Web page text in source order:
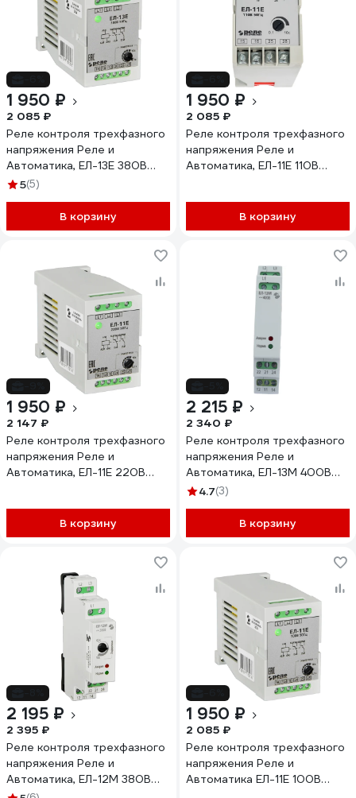
1 950 ₽
2 085 ₽
Реле контроля трехфазного
напряжения Реле и
Автоматика, ЕЛ-13Е 380В
50Гц A8222-77135303
5(5)
В корзину
1 950 ₽
2 085 ₽
Реле контроля трехфазного
напряжения Реле и
Автоматика, ЕЛ-11Е 110В
В корзину
1 950 ₽
2 147 ₽
Реле контроля трехфазного
напряжения Реле и
Автоматика, ЕЛ-11Е 220В
В корзину
2 215 ₽
2 340 ₽
Реле контроля трехфазного
напряжения Реле и
Автоматика, ЕЛ-13М 400В
50Гц A8222-34125681
4.7(3)
В корзину
2 195 ₽
2 395 ₽
Реле контроля трехфазного
напряжения Реле и
Автоматика, ЕЛ-12М 380В
50Гц A8222-77135273
1 950 ₽
2 085 ₽
Реле контроля трехфазного
напряжения Реле и
Автоматика ЕЛ-11Е 100В